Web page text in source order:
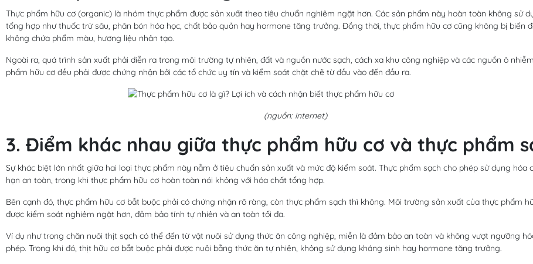
Thực phẩm hữu cơ (organic) là nhóm thực phẩm được sản xuất theo tiêu chuẩn nghiêm ngặt hơn. Các sản phẩm này hoàn toàn không sử
tổng hợp như thuốc trừ sâu, phân bón hóa học, chất bảo quản hay hormone tăng trưởng. Đồng thời, thực phẩm hữu cơ cũng không bị biến
không chứa phẩm màu, hương liệu nhân tạo.
Ngoài ra, quá trình sản xuất phải diễn ra trong môi trường tự nhiên, đất và nguồn nước sạch, cách xa khu công nghiệp và các nguồn ô
phẩm hữu cơ đều phải được chứng nhận bởi các tổ chức uy tín và kiểm soát chặt chẽ từ đầu vào đến đầu ra.
(nguồn: internet)
3. Điểm khác nhau giữa thực phẩm hữu cơ và thực phẩm
Sự khác biệt lớn nhất giữa hai loại thực phẩm này nằm ở tiêu chuẩn sản xuất và mức độ kiểm soát. Thực phẩm sạch cho phép sử dụng hóa
hạn an toàn, trong khi thực phẩm hữu cơ hoàn toàn nói không với hóa chất tổng hợp.
Bên cạnh đó, thực phẩm hữu cơ bắt buộc phải có chứng nhận rõ ràng, còn thực phẩm sạch thì không. Môi trường sản xuất của thực phẩm
được kiểm soát nghiêm ngặt hơn, đảm bảo tính tự nhiên và an toàn tối đa.
Ví dụ như trong chăn nuôi thịt sạch có thể đến từ vật nuôi sử dụng thức ăn công nghiệp, miễn là đảm bảo an toàn và không vượt ngưỡng
phép. Trong khi đó, thịt hữu cơ bắt buộc phải được nuôi bằng thức ăn tự nhiên, không sử dụng kháng sinh hay hormone tăng trưởng.